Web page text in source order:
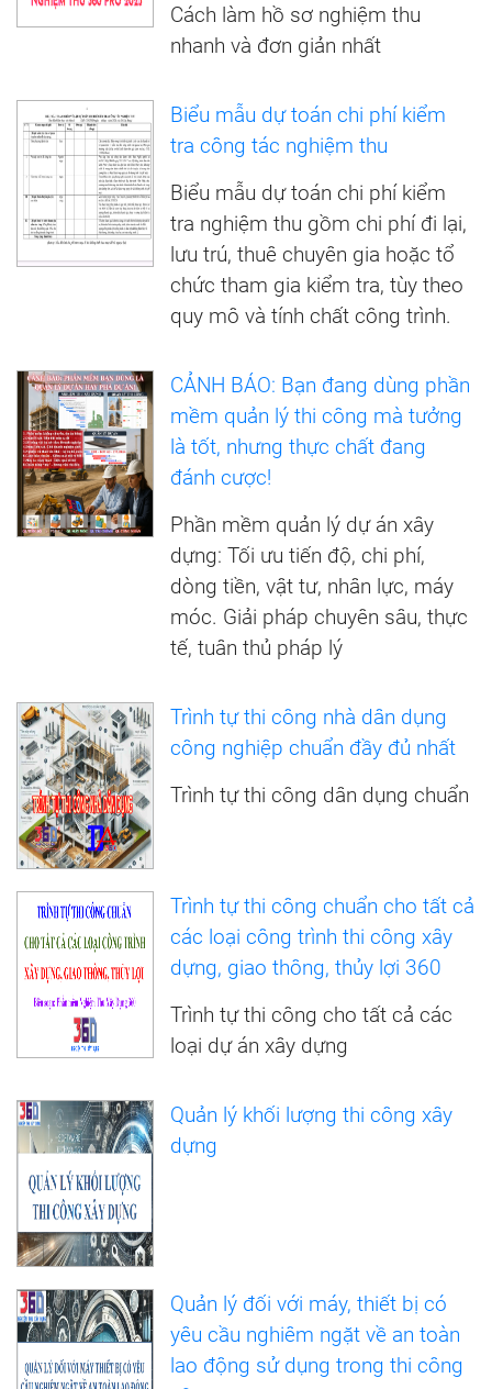
Cách làm hồ sơ nghiệm thu
nhanh và đơn giản nhất
Biểu mẫu dự toán chi phí kiểm
tra công tác nghiệm thu
Biểu mẫu dự toán chi phí kiểm
tra nghiệm thu gồm chi phí đi lại,
lưu trú, thuê chuyên gia hoặc tổ
chức tham gia kiểm tra, tùy theo
quy mô và tính chất công trình.
CẢNH BÁO: Bạn đang dùng phần
mềm quản lý thi công mà tưởng
là tốt, nhưng thực chất đang
đánh cược!
Phần mềm quản lý dự án xây
dựng: Tối ưu tiến độ, chi phí,
dòng tiền, vật tư, nhân lực, máy
móc. Giải pháp chuyên sâu, thực
tế, tuân thủ pháp lý
Trình tự thi công nhà dân dụng
công nghiệp chuẩn đầy đủ nhất
Trình tự thi công dân dụng chuẩn
Trình tự thi công chuẩn cho tất cả
các loại công trình thi công xây
dựng, giao thông, thủy lợi 360
Trình tự thi công cho tất cả các
loại dự án xây dựng
Quản lý khối lượng thi công xây
dựng
Quản lý đối với máy, thiết bị có
yêu cầu nghiêm ngặt về an toàn
lao động sử dụng trong thi công